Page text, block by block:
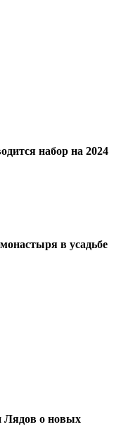
набор на 2024
в усадьбе
Лядов о новых